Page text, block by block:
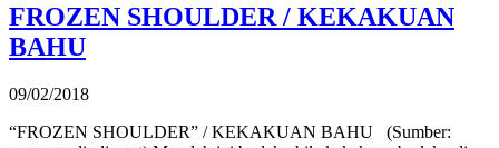
FROZEN SHOULDER / KEKAKUAN
BAHU
09/02/2018
“FROZEN SHOULDER” / KEKAKUAN BAHU (Sumber: